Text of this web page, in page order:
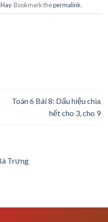
. Bookmark thepermalink.
Toán 6 Bài 8: Dấu hiệu chia
hết cho 3, cho 9
Trưng